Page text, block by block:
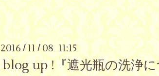
2016 /11/08 11:15
blog up !『遮光瓶の洗浄